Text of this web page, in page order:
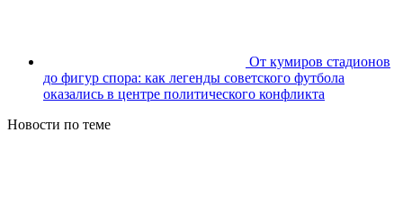
От кумиров стадионов
до фигур спора: как легенды советского футбола
оказались в центре политического конфликта
Новости по теме